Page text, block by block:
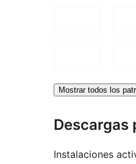
Mostrar todos los
Descargas
Instalaciones